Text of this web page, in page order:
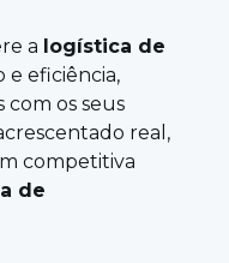
a logística de
e eficiência,
com os seus
real,
competitiva
de